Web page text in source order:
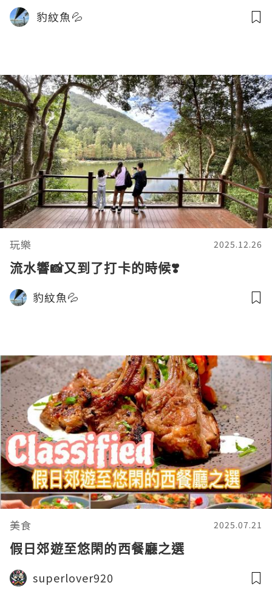
豹紋魚💦
玩樂 2025.12.26
流水響📸又到了打卡的時候❣️
豹紋魚💦
美食 2025.07.21
假日郊遊至悠閑的西餐廳之選
superlover920